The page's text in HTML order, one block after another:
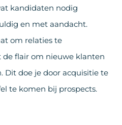
kandidaten nodig
en met aandacht.
om relaties te
de flair om nieuwe klanten
Dit doe je door acquisitie te
te komen bij prospects.